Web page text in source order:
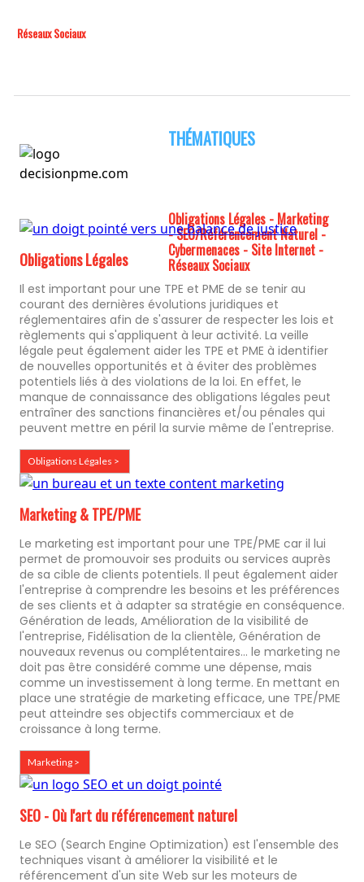
Réseaux Sociaux
THÉMATIQUES
Obligations Légales - Marketing
- SEO/Référencement Naturel -
Cybermenaces - Site Internet -
Réseaux Sociaux
Obligations Légales
Il est important pour une TPE et PME de se tenir au
courant des dernières évolutions juridiques et
réglementaires afin de s'assurer de respecter les lois et
règlements qui s'appliquent à leur activité. La veille
légale peut également aider les TPE et PME à identifier
de nouvelles opportunités et à éviter des problèmes
potentiels liés à des violations de la loi. En effet, le
manque de connaissance des obligations légales peut
entraîner des sanctions financières et/ou pénales qui
peuvent mettre en péril la survie même de l'entreprise.
Obligations Légales >
Marketing & TPE/PME
Le marketing est important pour une TPE/PME car il lui
permet de promouvoir ses produits ou services auprès
de sa cible de clients potentiels. Il peut également aider
l'entreprise à comprendre les besoins et les préférences
de ses clients et à adapter sa stratégie en conséquence.
Génération de leads, Amélioration de la visibilité de
l'entreprise, Fidélisation de la clientèle, Génération de
nouveaux revenus ou complétentaires... le marketing ne
doit pas être considéré comme une dépense, mais
comme un investissement à long terme. En mettant en
place une stratégie de marketing efficace, une TPE/PME
peut atteindre ses objectifs commerciaux et de
croissance à long terme.
Marketing >
SEO - Où l'art du référencement naturel
Le SEO (Search Engine Optimization) est l'ensemble des
techniques visant à améliorer la visibilité et le
référencement d'un site Web sur les moteurs de